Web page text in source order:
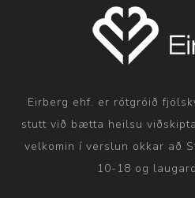
Eirberg ehf. er rótgróið
stutt við bætta heilsu
velkomin í verslun okkar að
10-18 og